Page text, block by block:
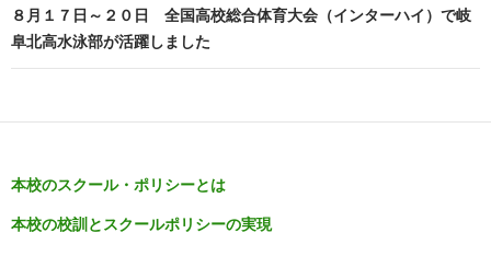
ゲ
ー
ン
８月１７日～２０日 全国高校総合体育大会（インターハイ）で岐
阜北高水泳部が活躍しました
本校のスクール・ポリシーとは
本校の校訓とスクールポリシーの実現